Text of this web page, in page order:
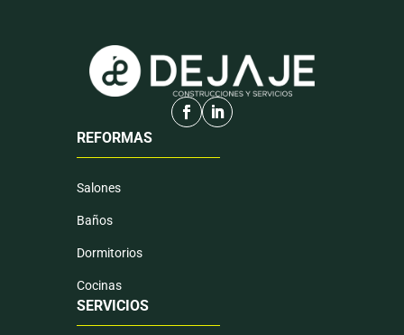
REFORMAS
Salones
Baños
Dormitorios
Cocinas
SERVICIOS